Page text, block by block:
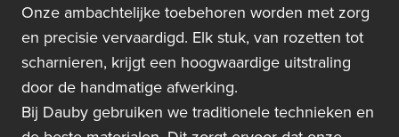
Onze ambachtelijke toebehoren worden met zorg
en precisie vervaardigd. Elk stuk, van rozetten tot
scharnieren, krijgt een hoogwaardige uitstraling
door de handmatige afwerking.
Bij Dauby gebruiken we traditionele technieken en